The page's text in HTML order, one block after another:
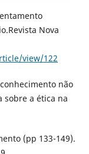
Nova
view/122
não
sobre a ética na
(pp 133-149).